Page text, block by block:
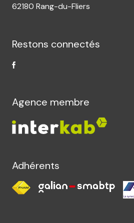
62180 Rang-du-Fliers
Restons connectés
Agence membre
Adhérents